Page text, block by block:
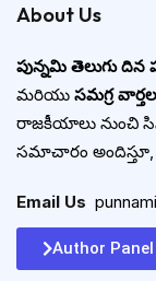
About Us
పున్నమి తెలుగు దిన
మరియు సమగ్ర
రాజకీయాలు నుంచి
సమాచారం
Email Us
Author Panel